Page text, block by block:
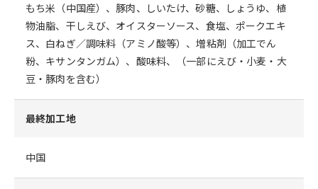
もち米（中国産）、豚肉、しいたけ、砂糖、しょうゆ、植
物油脂、干しえび、オイスターソース、食塩、ポークエキ
ス、白ねぎ／調味料（アミノ酸等）、増粘剤（加工でん
粉、キサンタンガム）、酸味料、（一部にえび・小麦・大
豆・豚肉を含む）
最終加工地
中国